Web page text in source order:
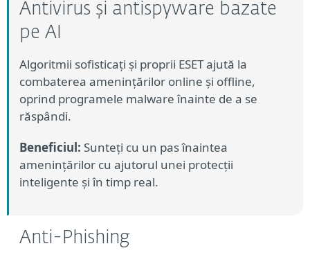
Antivirus și antispyware bazate
pe AI
Algoritmii sofisticați și proprii ESET ajută la
combaterea amenințărilor online și offline,
oprind programele malware înainte de a se
răspândi.
Beneficiul: Sunteți cu un pas înaintea
amenințărilor cu ajutorul unei protecții
inteligente și în timp real.
Anti-Phishing